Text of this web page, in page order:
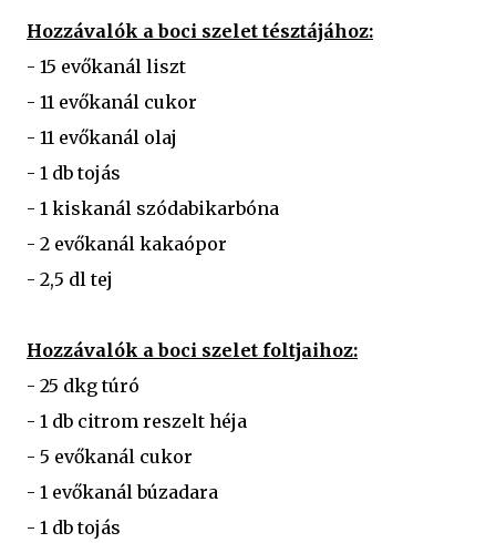
Hozzávalók a boci szelet tésztájához:
- 15 evőkanál liszt
- 11 evőkanál cukor
- 11 evőkanál olaj
- 1 db tojás
- 1 kiskanál szódabikarbóna
- 2 evőkanál kakaópor
- 2,5 dl tej
Hozzávalók a boci szelet foltjaihoz:
- 25 dkg túró
- 1 db citrom reszelt héja
- 5 evőkanál cukor
- 1 evőkanál búzadara
- 1 db tojás